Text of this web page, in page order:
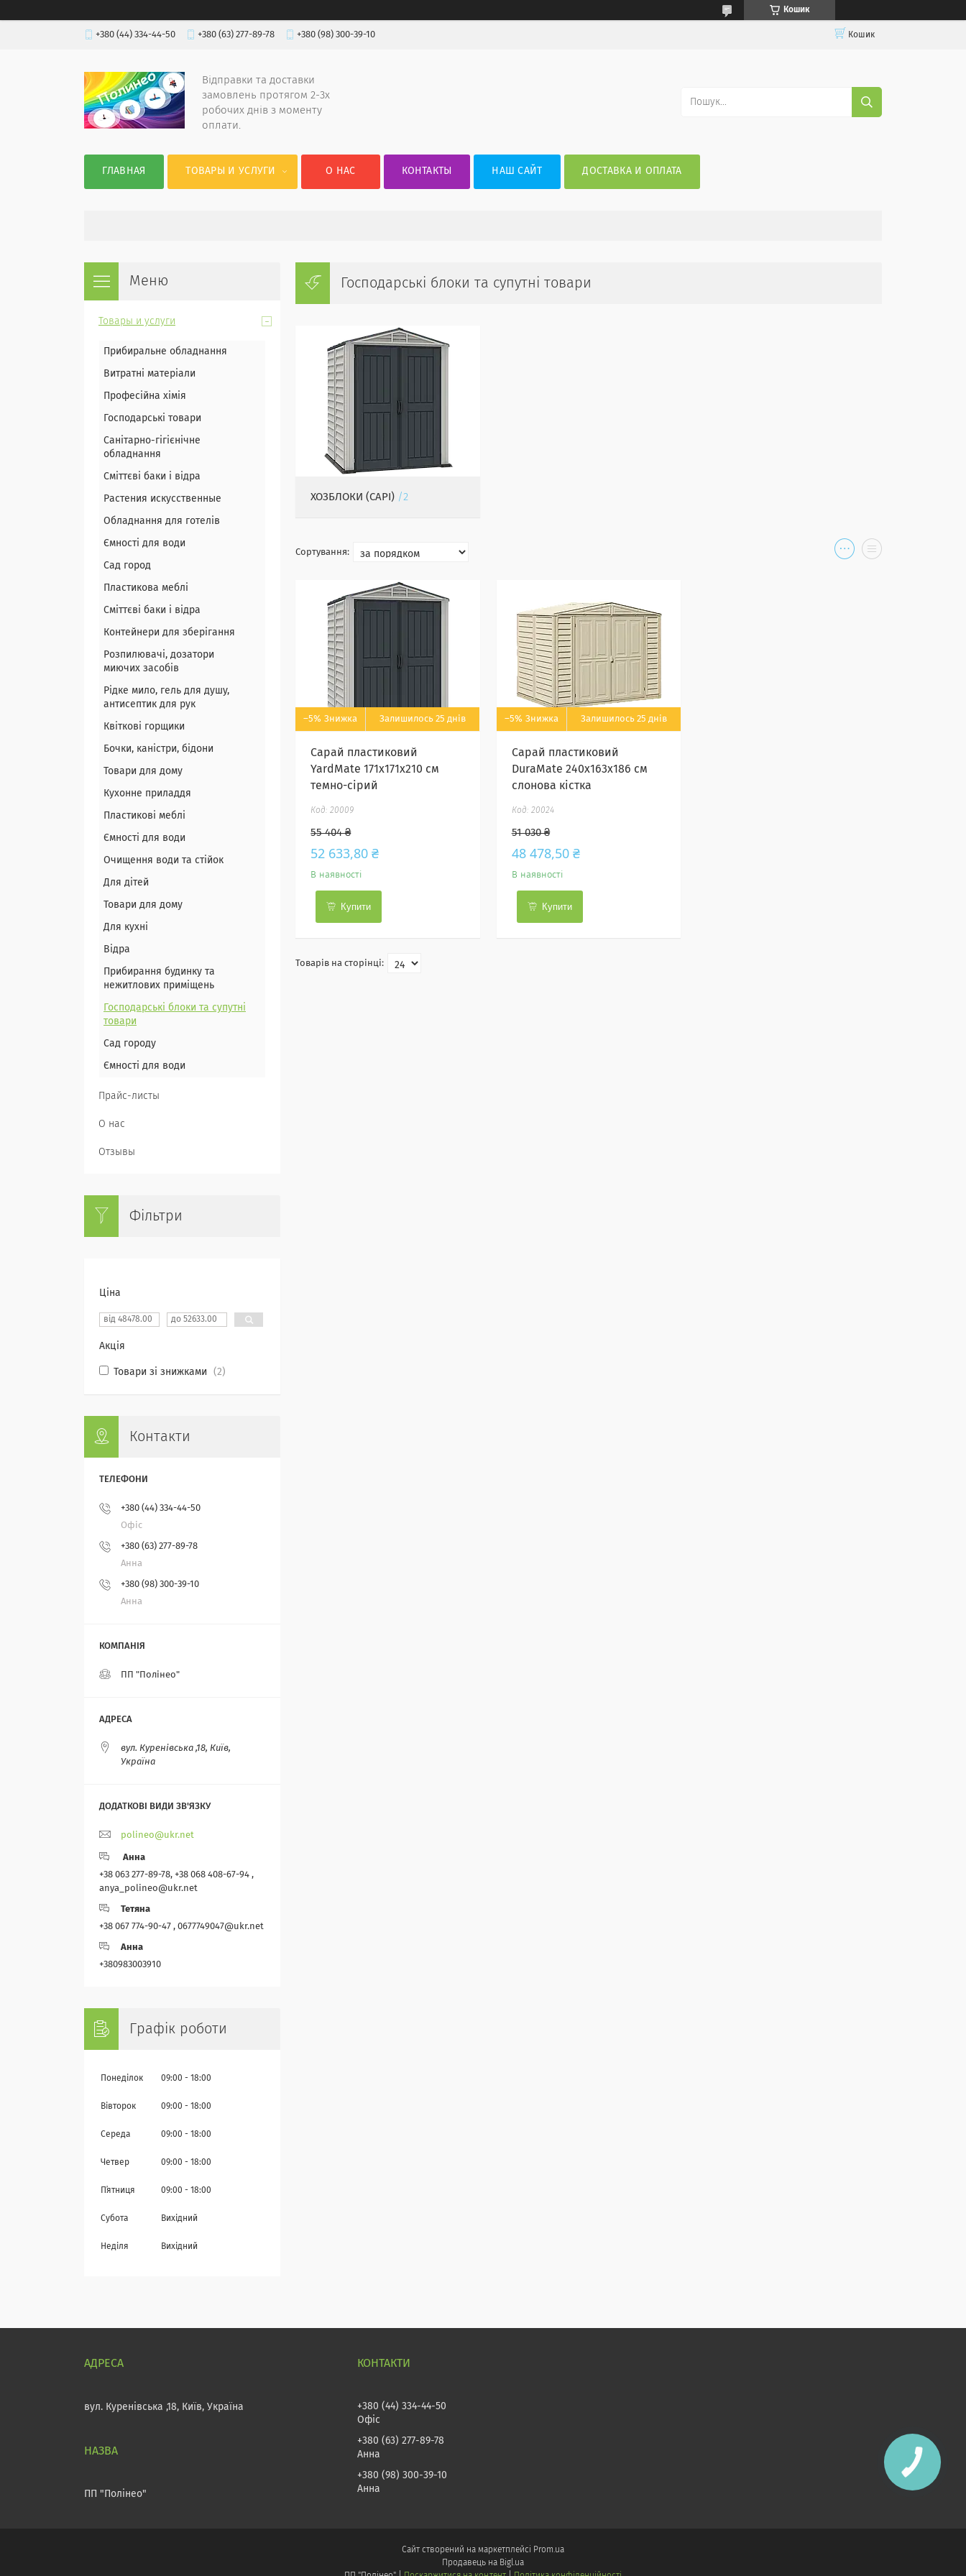
Кошик
+380 (44) 334-44-50 +380 (63) 277-89-78 +380 (98) 300-39-10 Кошик
Відправки та доставки
замовлень протягом 2-3х
робочих днів з моменту
оплати.
ГЛАВНАЯ ТОВАРЫ И УСЛУГИ О НАС КОНТАКТЫ НАШ САЙТ ДОСТАВКА И ОПЛАТА
Господарські блоки та супутні товари
ХОЗБЛОКИ (САРІ) 2
–5% Залишилось 25 днів
Сарай пластиковий
YardMate 171x171x210 см
темно-сірий
20009
55 404 ₴
52 633,80 ₴
В наявності
Купити
–5% Залишилось 25 днів
Сарай пластиковий
DuraMate 240x163x186 см
слонова кістка
20024
51 030 ₴
48 478,50 ₴
В наявності
Купити
Товары и услуги
Прибиральне обладнання
Витратні матеріали
Професійна хімія
Господарські товари
Санітарно-гігієнічне
обладнання
Сміттєві баки і відра
Растения искусственные
Обладнання для готелів
Ємності для води
Сад город
Пластикова меблі
Сміттєві баки і відра
Контейнери для зберігання
Розпилювачі, дозатори
миючих засобів
Рідке мило, гель для душу,
антисептик для рук
Квіткові горщики
Бочки, каністри, бідони
Товари для дому
Кухонне приладдя
Пластикові меблі
Ємності для води
Очищення води та стійок
Для дітей
Товари для дому
Для кухні
Відра
Прибирання будинку та
нежитлових приміщень
Господарські блоки та супутні
товари
Сад городу
Ємності для води
Прайс-листы
О нас
Отзывы
Фільтри
Ціна
Акція
Товари зі знижками 2
Контакти
+380 (44) 334-44-50
Офіс
+380 (63) 277-89-78
Анна
+380 (98) 300-39-10
Анна
ПП "Полінео"
вул. Куренівська ,18, Київ,
Україна
polineo@ukr.net
Анна
+38 063 277-89-78, +38 068 408-67-94 ,
anya_polineo@ukr.net
Тетяна
+38 067 774-90-47 , 0677749047@ukr.net
Анна
+380983003910
Графік роботи
Понеділок 09:00 18:00
Вівторок 09:00 18:00
Середа 09:00 18:00
Четвер 09:00 18:00
Пʼятниця 09:00 18:00
Субота Вихідний
Неділя Вихідний
вул. Куренівська ,18, Київ, Україна
ПП "Полінео"
+380 (44) 334-44-50
Офіс
+380 (63) 277-89-78
Анна
+380 (98) 300-39-10
Анна
Сайт створений на маркетплейсі Prom.ua
Продавець на Bigl.ua